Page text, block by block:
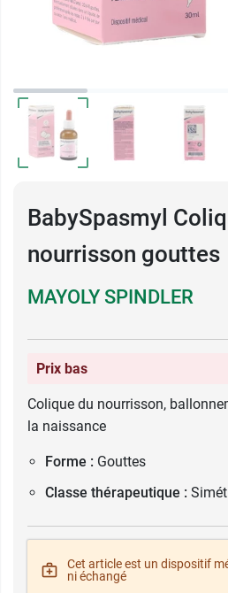
BabySpasmyl
nourrisson gouttes
MAYOLY SPINDLER
Prix bas
Colique du nourrisson,
la naissance
Forme : Gouttes
Classe thérapeutique :
Cet article est un dispositif
ni échangé